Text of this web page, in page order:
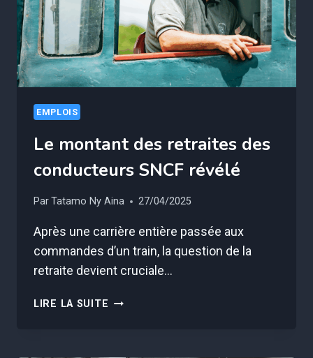
VOUS
CHOQUER
EMPLOIS
Le montant des retraites des
conducteurs SNCF révélé
ParTatamo Ny Aina 27/04/2025
Après une carrière entière passée aux
commandes d’un train, la question de la
retraite devient cruciale…
LIRE LA SUITE LE